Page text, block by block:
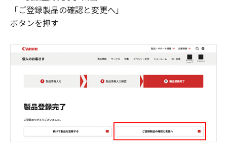
「ご登録製品の確認と変更へ」
ボタンを押す